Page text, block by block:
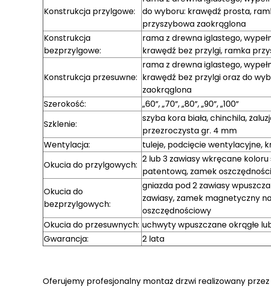
Konstrukcja przylgowe:
do wyboru: krawędź prosta,
przyszybowa zaokrąglona
Konstrukcja
bezprzylgowe:
rama z drewna iglastego,
krawędź bez przylgi, ramka
Konstrukcja przesuwne:
rama z drewna iglastego,
krawędź bez przylgi oraz do
zaokrąglona
Szerokość:
„60”, „70”, „80”, „90”, „100”
Szklenie:
szyba kora biała, chinchila,
przezroczysta gr. 4 mm
Wentylacja:
tuleje, podcięcie wentylacyjne,
Okucia do przylgowych:
2 lub 3 zawiasy wkręcane
patentową, zamek
Okucia do
bezprzylgowych:
gniazda pod 2 zawiasy
zawiasy, zamek magnetyczny
oszczędnościowy
Okucia do przesuwnych: uchwyty wpuszczane okrągłe
Gwarancja:
2 lata
Oferujemy profesjonalny montaż drzwi realizowany